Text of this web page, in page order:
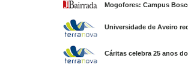
Mogofores: Campus
Universidade de Aveiro
Cáritas celebra 25 anos